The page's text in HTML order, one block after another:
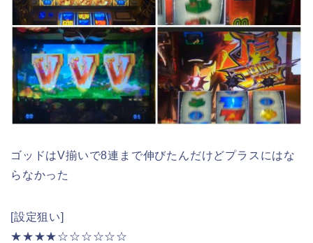
ゴッドはV揃いで8連まで伸びたんだけどプラスにはな
らなかった
[設定狙い]
★★★★☆☆☆☆☆☆